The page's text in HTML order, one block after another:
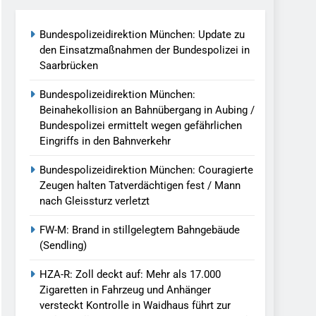
Kontrolle In Waidhaus Führt
Bundespolizei Stellt Auto
Weist Beschuldigten
August 2026
Am Bahnhof Dachau
Bundespolizeidirektion München: Update zu
den Einsatzmaßnahmen der Bundespolizei in
Saarbrücken
Bundespolizeidirektion München:
Beinahekollision an Bahnübergang in Aubing /
Bundespolizei ermittelt wegen gefährlichen
Eingriffs in den Bahnverkehr
Bundespolizeidirektion München: Couragierte
Zeugen halten Tatverdächtigen fest / Mann
nach Gleissturz verletzt
FW-M: Brand in stillgelegtem Bahngebäude
(Sendling)
HZA-R: Zoll deckt auf: Mehr als 17.000
Zigaretten in Fahrzeug und Anhänger
versteckt Kontrolle in Waidhaus führt zur